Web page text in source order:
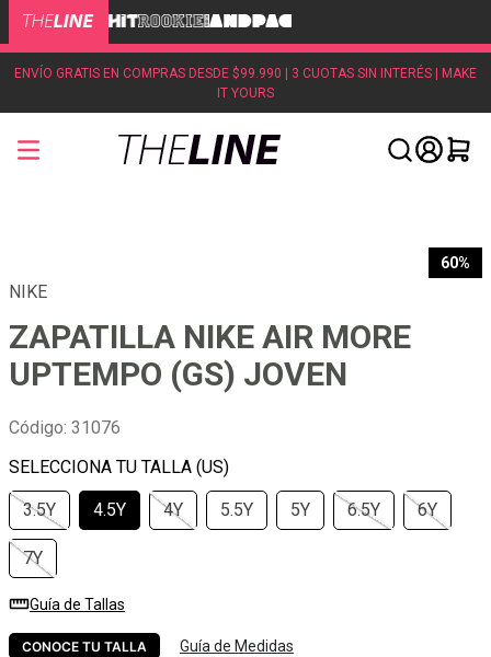
ENVÍO GRATIS EN COMPRAS DESDE $99.990 | 3 CUOTAS SIN INTERÉS | MAKE
IT YOURS
60%
NIKE
ZAPATILLA NIKE AIR MORE
UPTEMPO (GS) JOVEN
Código: 31076
3.5Y 4.5Y 4Y 5.5Y 5Y 6.5Y 6Y
7Y
Guía de Tallas
CONOCE TU TALLA Guía de Medidas